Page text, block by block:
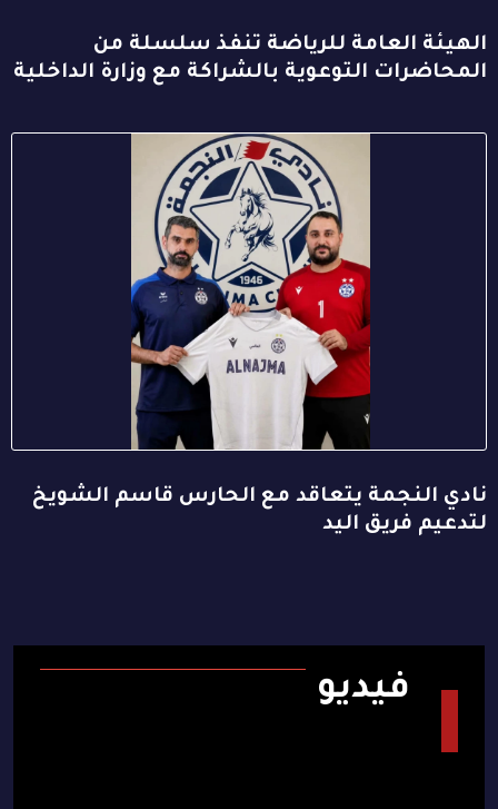
الهيئة العامة للرياضة تنفذ سلسلة من
المحاضرات التوعوية بالشراكة مع وزارة الداخلية
نادي النجمة يتعاقد مع الحارس قاسم الشويخ
لتدعيم فريق اليد
فيديو